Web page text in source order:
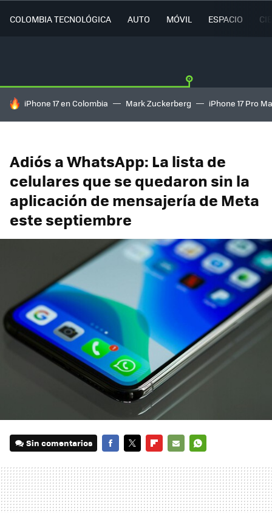
COLOMBIA TECNOLÓGICA AUTO MÓVIL ESPACIO
HOY SE HABLA DE
iPhone 17 en Colombia Mark Zuckerberg iPhone 17 Pro
Adiós a WhatsApp: La lista de
celulares que se quedaron sin la
aplicación de mensajería de Meta
este septiembre
Sin comentarios
MAIL